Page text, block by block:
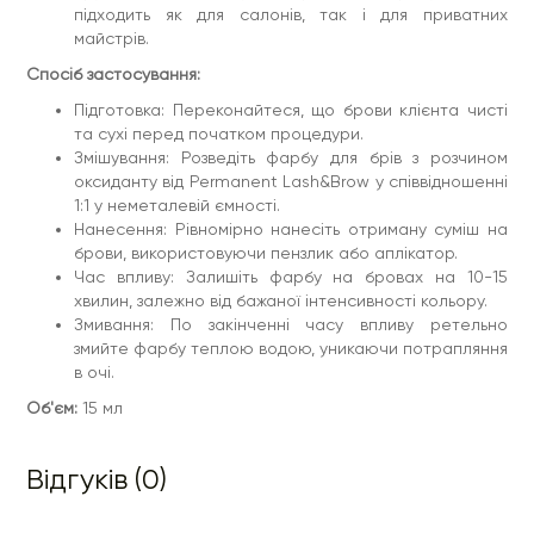
підходить як для салонів, так і для приватних
майстрів.
Спосіб застосування:
Підготовка: Переконайтеся, що брови клієнта чисті
та сухі перед початком процедури.
Змішування: Розведіть фарбу для брів з розчином
оксиданту від Permanent Lash&Brow у співвідношенні
1:1 у неметалевій ємності.
Нанесення: Рівномірно нанесіть отриману суміш на
брови, використовуючи пензлик або аплікатор.
Час впливу: Залишіть фарбу на бровах на 10-15
хвилин, залежно від бажаної інтенсивності кольору.
Змивання: По закінченні часу впливу ретельно
змийте фарбу теплою водою, уникаючи потрапляння
в очі.
Об'єм: 15 мл
Відгуків (0)